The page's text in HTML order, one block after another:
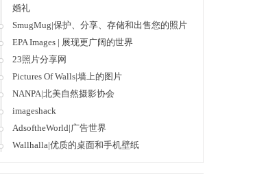
婚礼
SmugMug|保护、分享、存储和出售您的照片
EPA Images | 展现更广阔的世界
23照片分享网
Pictures Of Walls|墙上的图片
NANPA|北美自然摄影协会
imageshack
AdsoftheWorld|广告世界
Wallhalla|优质的桌面和手机壁纸